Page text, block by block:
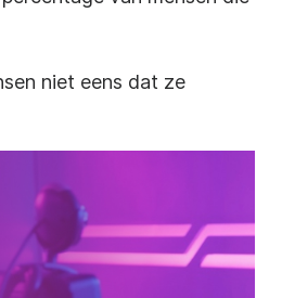
niet eens dat ze